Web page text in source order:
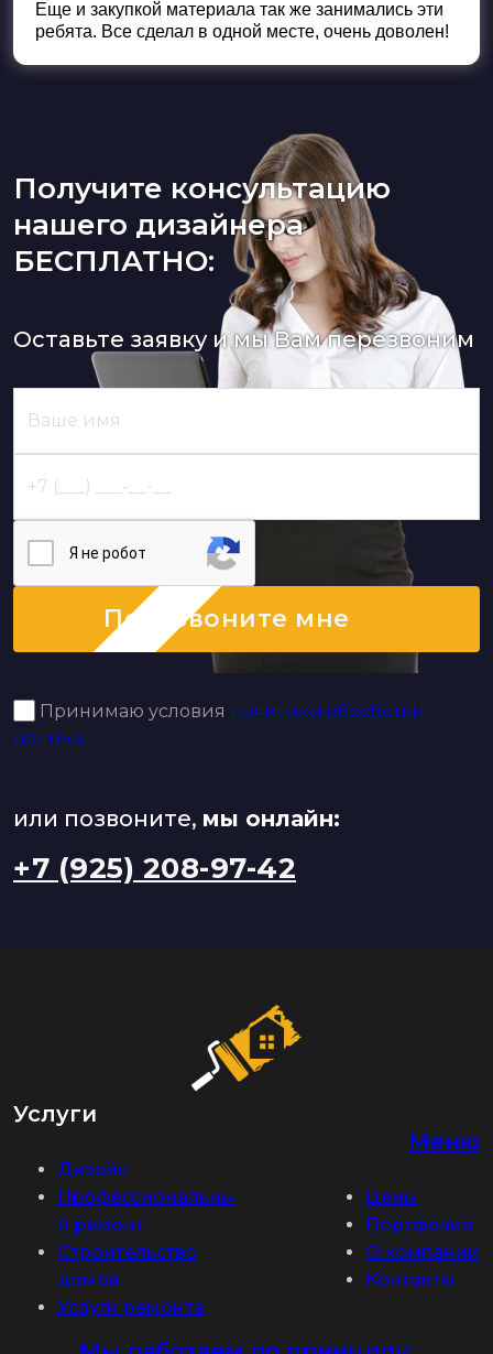
Еще и закупкой материала так же занимались эти
ребята. Все сделал в одной месте, очень доволен!
Получите консультацию
нашего дизайнера
БЕСПЛАТНО:
Оставьте заявку и мы Вам перезвоним
Я нe poбoт
Перезвоните мне
Принимаю условия политики обработки
данных
или позвоните, мы онлайн:
+7 (925) 208-97-42
Услуги
Дизайн
Профессиональны
й ремонт
Строительство
домов
Услуги ремонта
Меню
Цены
Портфолио
О компании
Контакты